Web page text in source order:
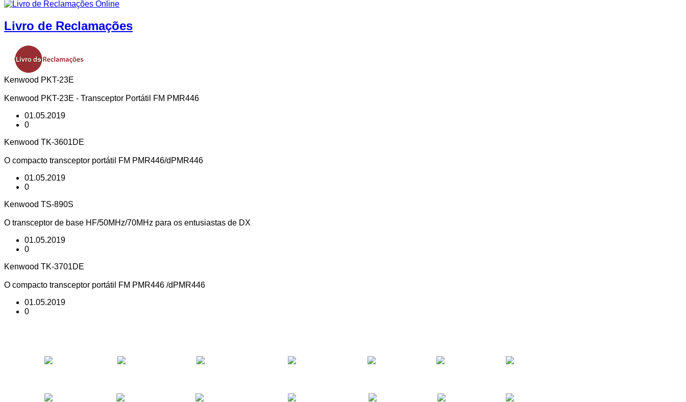
Livro de Reclamações
Kenwood PKT-23E
Kenwood PKT-23E - Transceptor Portátil FM PMR446
01.05.2019
0
Kenwood TK-3601DE
O compacto transceptor portátil FM PMR446/dPMR446
01.05.2019
0
Kenwood TS-890S
O transceptor de base HF/50MHz/70MHz para os entusiastas de DX
01.05.2019
0
Kenwood TK-3701DE
O compacto transceptor portátil FM PMR446 /dPMR446
01.05.2019
0